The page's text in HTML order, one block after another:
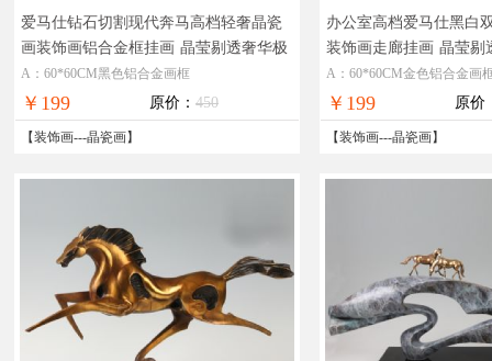
爱马仕钻石切割现代奔马高档轻奢晶瓷
画装饰画铝合金框挂画 晶莹剔透奢华极
致工厂直销十五天无理由退换
A：60*60CM黑色铝合金画框
￥199 原价： 450
【装饰画---晶瓷画】
办公室高档爱马仕黑白
装饰画走廊挂画 晶莹剔
直销十五天无理由退换
A：60*60CM金色铝合金画
￥199 原价
【装饰画---晶瓷画】